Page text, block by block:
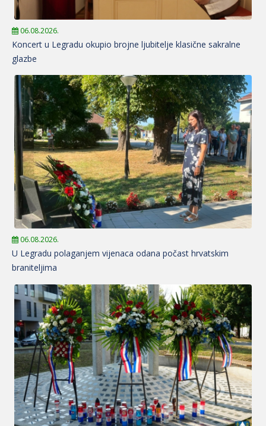
06.08.2026.
Koncert u Legradu okupio brojne ljubitelje klasične sakralne
glazbe
06.08.2026.
U Legradu polaganjem vijenaca odana počast hrvatskim
braniteljima